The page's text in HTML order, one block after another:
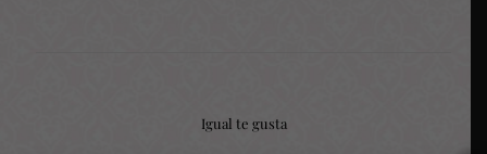
Igual te gusta